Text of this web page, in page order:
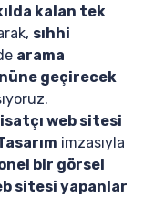
kalan tek
sıhhi
arama
geçirecek
web sitesi
imzasıyla
bir görsel
sitesi yapanlar